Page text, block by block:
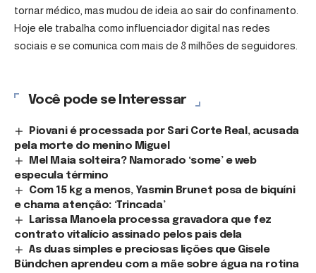
tornar médico, mas mudou de ideia ao sair do confinamento.
Hoje ele trabalha como influenciador digital nas redes
sociais e se comunica com mais de 8 milhões de seguidores.
Você pode se Interessar
Piovani é processada por Sari Corte Real, acusada
pela morte do menino Miguel
Mel Maia solteira? Namorado ‘some’ e web
especula término
Com 15 kg a menos, Yasmin Brunet posa de biquíni
e chama atenção: ‘Trincada’
Larissa Manoela processa gravadora que fez
contrato vitalício assinado pelos pais dela
As duas simples e preciosas lições que Gisele
Bündchen aprendeu com a mãe sobre água na rotina